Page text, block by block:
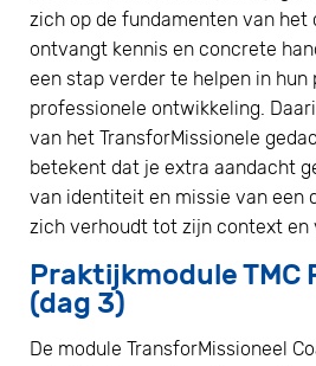
zich op de fundamenten van het
ontvangt kennis en concrete
een stap verder te helpen in hun
professionele ontwikkeling.
van het TransforMissionele
betekent dat je extra aandacht
van identiteit en missie van een
zich verhoudt tot zijn context en
Praktijkmodule
(dag 3)
De module TransforMissioneel